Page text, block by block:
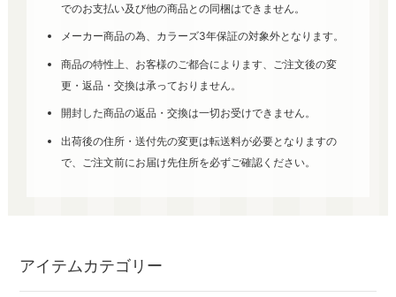
でのお支払い及び他の商品との同梱はできません。
メーカー商品の為、カラーズ3年保証の対象外となります。
商品の特性上、お客様のご都合によります、ご注文後の変
更・返品・交換は承っておりません。
開封した商品の返品・交換は一切お受けできません。
出荷後の住所・送付先の変更は転送料が必要となりますの
で、ご注文前にお届け先住所を必ずご確認ください。
アイテムカテゴリー